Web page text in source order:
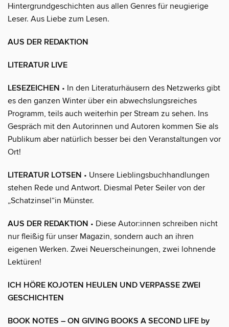
Hintergrundgeschichten aus allen Genres für neugierige
Leser. Aus Liebe zum Lesen.
AUS DER REDAKTION
LITERATUR LIVE
LESEZEICHEN • In den Literaturhäusern des Netzwerks gibt
es den ganzen Winter über ein abwechslungsreiches
Programm, teils auch weiterhin per Stream zu sehen. Ins
Gespräch mit den Autorinnen und Autoren kommen Sie als
Publikum aber natürlich besser bei den Veranstaltungen vor
Ort!
LITERATUR LOTSEN • Unsere Lieblingsbuchhandlungen
stehen Rede und Antwort. Diesmal Peter Seiler von der
„Schatzinsel“in Münster.
AUS DER REDAKTION • Diese Autor:innen schreiben nicht
nur fleißig für unser Magazin, sondern auch an ihren
eigenen Werken. Zwei Neuerscheinungen, zwei lohnende
Lektüren!
ICH HÖRE KOJOTEN HEULEN UND VERPASSE ZWEI
GESCHICHTEN
BOOK NOTES – ON GIVING BOOKS A SECOND LIFE by